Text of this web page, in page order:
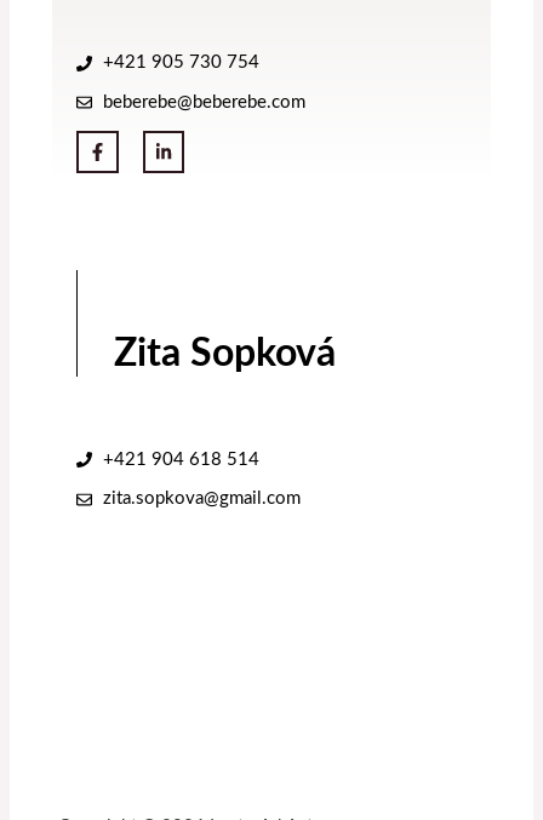
+421 905 730 754
beberebe@beberebe.com
Zita Sopková
+421 904 618 514
zita.sopkova@gmail.com